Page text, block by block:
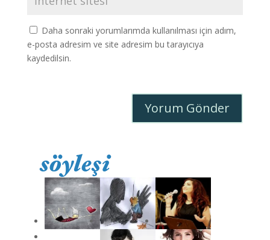
Daha sonraki yorumlarımda kullanılması için adım,
e-posta adresim ve site adresim bu tarayıcıya
kaydedilsin.